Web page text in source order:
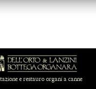
e restauro organi a canne